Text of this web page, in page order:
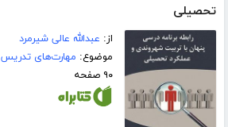
تحصیلی
از: عبدالله عالی شیرمرد
موضوع: مهارت‌های تدریس
۹۰ صفحه